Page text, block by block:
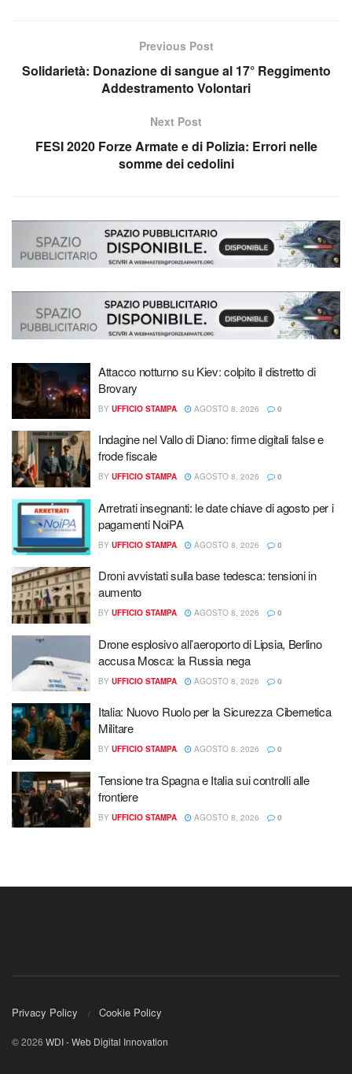
Previous Post
Solidarietà: Donazione di sangue al 17° Reggimento
Addestramento Volontari
Next Post
FESI 2020 Forze Armate e di Polizia: Errori nelle
somme dei cedolini
Attacco notturno su Kiev: colpito il distretto di
Brovary
BY UFFICIO STAMPA AGOSTO 8, 2026 0
Indagine nel Vallo di Diano: firme digitali false e
frode fiscale
BY UFFICIO STAMPA AGOSTO 8, 2026 0
Arretrati insegnanti: le date chiave di agosto per i
pagamenti NoiPA
BY UFFICIO STAMPA AGOSTO 8, 2026 0
Droni avvistati sulla base tedesca: tensioni in
aumento
BY UFFICIO STAMPA AGOSTO 8, 2026 0
Drone esplosivo all’aeroporto di Lipsia, Berlino
accusa Mosca: la Russia nega
BY UFFICIO STAMPA AGOSTO 8, 2026 0
Italia: Nuovo Ruolo per la Sicurezza Cibernetica
Militare
BY UFFICIO STAMPA AGOSTO 8, 2026 0
Tensione tra Spagna e Italia sui controlli alle
frontiere
BY UFFICIO STAMPA AGOSTO 8, 2026 0
Privacy Policy Cookie Policy
© 2026 WDI - Web Digital Innovation